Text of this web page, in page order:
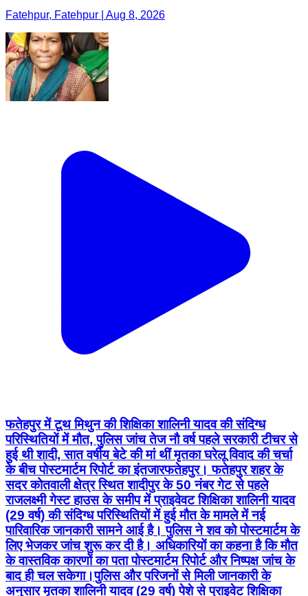
Fatehpur, Fatehpur | Aug 8, 2026
फतेहपुर में टूथ मिथुन की शिक्षिका शालिनी यादव की संदिग्ध
परिस्थितियों में मौत, पुलिस जांच तेज नौ वर्ष पहले सरकारी टीचर से
हुई थी शादी, सात वर्षीय बेटे की मां थीं मृतका घरेलू विवाद की चर्चा
के बीच पोस्टमार्टम रिपोर्ट का इंतजार ​फतेहपुर। फतेहपुर शहर के
सदर कोतवाली क्षेत्र स्थित शादीपुर के 50 नंबर गेट से पहले
राजलक्ष्मी गेस्ट हाउस के समीप में प्राइवेवट शिक्षिका शालिनी यादव
(29 वर्ष) की संदिग्ध परिस्थितियों में हुई मौत के मामले में नई
पारिवारिक जानकारी सामने आई है। पुलिस ने शव को पोस्टमार्टम के
लिए भेजकर जांच शुरू कर दी है। अधिकारियों का कहना है कि मौत
के वास्तविक कारणों का पता पोस्टमार्टम रिपोर्ट और निष्पक्ष जांच के
बाद ही चल सकेगा। ​पुलिस और परिजनों से मिली जानकारी के
अनुसार मृतका शालिनी यादव (29 वर्ष) पेशे से प्राइवेट शिक्षिका